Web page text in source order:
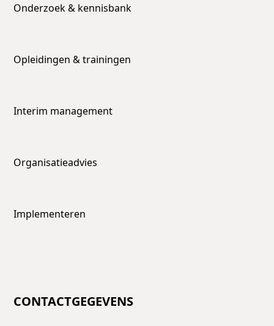
Onderzoek & kennisbank
Opleidingen & trainingen
Interim management
Organisatieadvies
Implementeren
CONTACTGEGEVENS